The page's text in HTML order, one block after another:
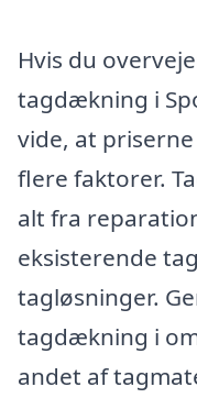
Hvis du
tagdækning i
vide, at
flere faktorer.
alt fra
eksisterende
tagløsninger.
tagdækning i
andet af